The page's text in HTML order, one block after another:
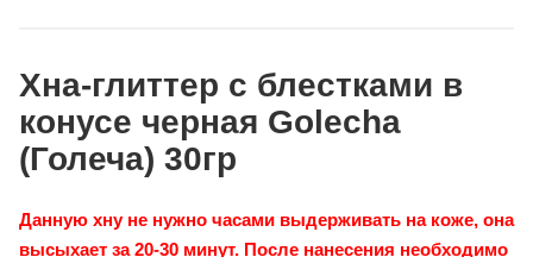
Хна-глиттер с блестками в
конусе черная Golecha
(Голеча) 30гр
Данную хну не нужно часами выдерживать на коже, она
высыхает за 20-30 минут. После нанесения необходимо